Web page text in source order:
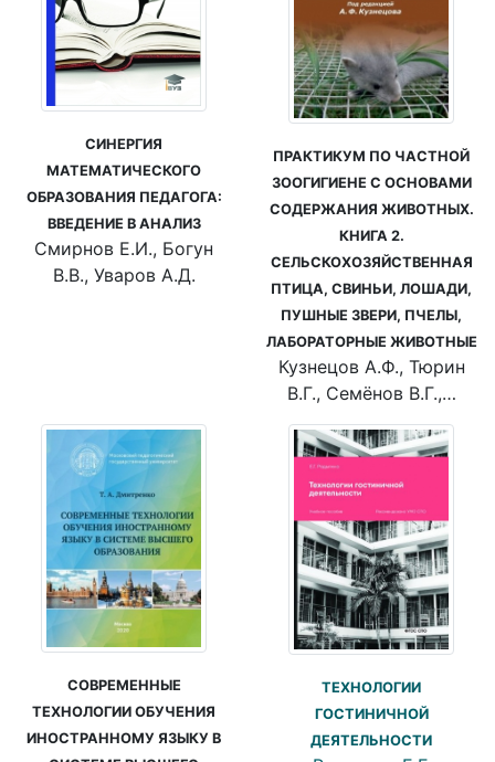
СИНЕРГИЯ
МАТЕМАТИЧЕСКОГО
ОБРАЗОВАНИЯ ПЕДАГОГА:
ВВЕДЕНИЕ В АНАЛИЗ
Смирнов Е.И., Богун
В.В., Уваров А.Д.
ПРАКТИКУМ ПО ЧАСТНОЙ
ЗООГИГИЕНЕ С ОСНОВАМИ
СОДЕРЖАНИЯ ЖИВОТНЫХ.
КНИГА 2.
СЕЛЬСКОХОЗЯЙСТВЕННАЯ
ПТИЦА, СВИНЬИ, ЛОШАДИ,
ПУШНЫЕ ЗВЕРИ, ПЧЕЛЫ,
ЛАБОРАТОРНЫЕ ЖИВОТНЫЕ
Кузнецов А.Ф., Тюрин
В.Г., Семёнов В.Г.,…
СОВРЕМЕННЫЕ
ТЕХНОЛОГИИ ОБУЧЕНИЯ
ИНОСТРАННОМУ ЯЗЫКУ В
ТЕХНОЛОГИИ
ГОСТИНИЧНОЙ
ДЕЯТЕЛЬНОСТИ